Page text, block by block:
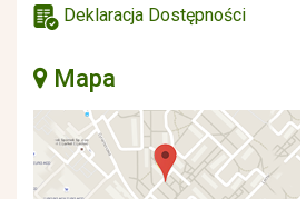
Deklaracja Dostępności
Mapa